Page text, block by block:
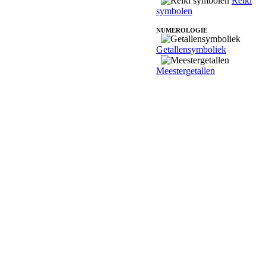
symbolen
NUMEROLOGIE
Getallensymboliek
Meestergetallen